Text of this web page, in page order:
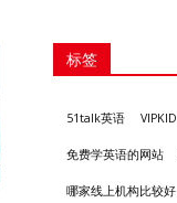
标签
51talk英语 VIPKID
免费学英语的网站
哪家线上机构比较好